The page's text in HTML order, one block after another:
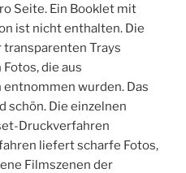
Seite. Ein Booklet mit
ist nicht enthalten. Die
Trays
die aus
wurden. Das
schön. Die einzelnen
Druckverfahren
liefert scharfe Fotos,
Filmszenen der